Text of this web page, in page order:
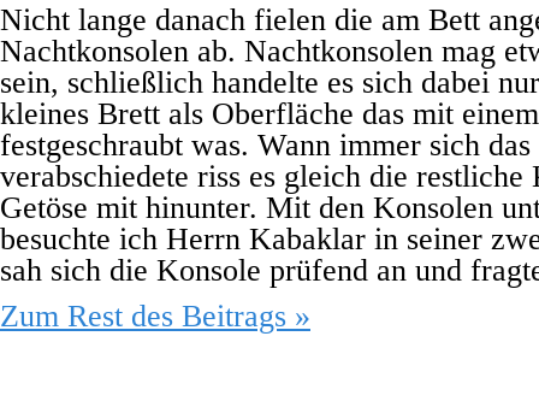
Nicht lange danach fielen die am Bett
Nachtkonsolen ab. Nachtkonsolen mag
sein, schließlich handelte es sich dabei
kleines Brett als Oberfläche das mit
festgeschraubt was. Wann immer sich
verabschiedete riss es gleich die
Getöse mit hinunter. Mit den Konsolen
besuchte ich Herrn Kabaklar in seiner
sah sich die Konsole prüfend an und
Zum Rest des Beitrags »